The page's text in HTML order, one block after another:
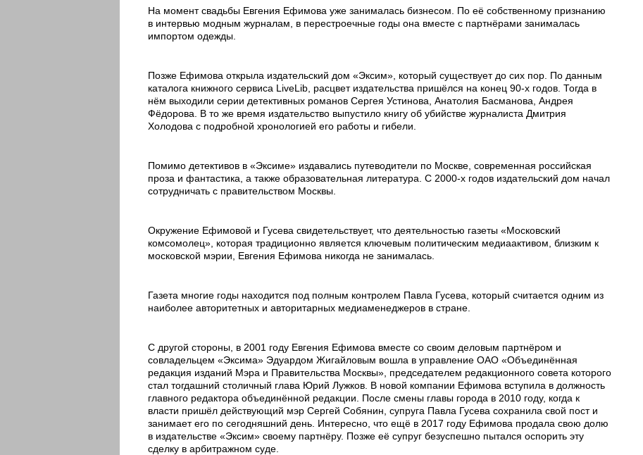
На момент свадьбы Евгения Ефимова уже занималась бизнесом. По её собственному признанию
в интервью модным журналам, в перестроечные годы она вместе с партнёрами занималась
импортом одежды.
Позже Ефимова открыла издательский дом «Эксим», который существует до сих пор. По данным
каталога книжного сервиса LiveLib, расцвет издательства пришёлся на конец 90-х годов. Тогда в
нём выходили серии детективных романов Сергея Устинова, Анатолия Басманова, Андрея
Фёдорова. В то же время издательство выпустило книгу об убийстве журналиста Дмитрия
Холодова с подробной хронологией его работы и гибели.
Помимо детективов в «Эксиме» издавались путеводители по Москве, современная российская
проза и фантастика, а также образовательная литература. С 2000-х годов издательский дом начал
сотрудничать с правительством Москвы.
Окружение Ефимовой и Гусева свидетельствует, что деятельностью газеты «Московский
комсомолец», которая традиционно является ключевым политическим медиаактивом, близким к
московской мэрии, Евгения Ефимова никогда не занималась.
Газета многие годы находится под полным контролем Павла Гусева, который считается одним из
наиболее авторитетных и авторитарных медиаменеджеров в стране.
С другой стороны, в 2001 году Евгения Ефимова вместе со своим деловым партнёром и
совладельцем «Эксима» Эдуардом Жигайловым вошла в управление ОАО «Объединённая
редакция изданий Мэра и Правительства Москвы», председателем редакционного совета которого
стал тогдашний столичный глава Юрий Лужков. В новой компании Ефимова вступила в должность
главного редактора объединённой редакции. После смены главы города в 2010 году, когда к
власти пришёл действующий мэр Сергей Собянин, супруга Павла Гусева сохранила свой пост и
занимает его по сегодняшний день. Интересно, что ещё в 2017 году Ефимова продала свою долю
в издательстве «Эксим» своему партнёру. Позже её супруг безуспешно пытался оспорить эту
сделку в арбитражном суде.